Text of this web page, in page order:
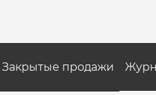
Закрытые продажи